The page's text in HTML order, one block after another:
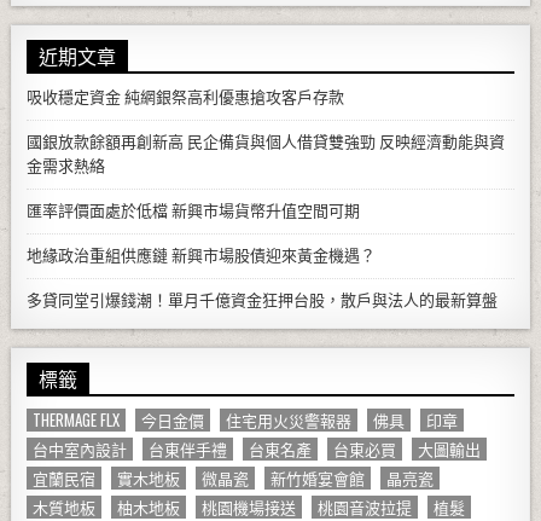
近期文章
吸收穩定資金 純網銀祭高利優惠搶攻客戶存款
國銀放款餘額再創新高 民企備貨與個人借貸雙強勁 反映經濟動能與資
金需求熱絡
匯率評價面處於低檔 新興市場貨幣升值空間可期
地緣政治重組供應鏈 新興市場股債迎來黃金機遇？
多貸同堂引爆錢潮！單月千億資金狂押台股，散戶與法人的最新算盤
標籤
THERMAGE FLX 今日金價 住宅用火災警報器 佛具
印章
台中室內設計
台東伴手禮 台東名產 台東必買
大圖輸出
宜蘭民宿
實木地板 微晶瓷 新竹婚宴會館
晶亮瓷
木質地板
柚木地板 桃園機場接送 桃園音波拉提
植髮